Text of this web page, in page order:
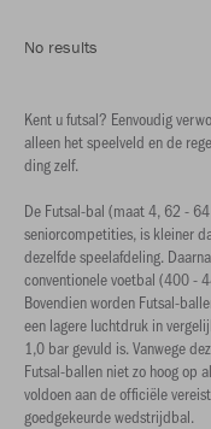
No results
Kent u futsal? Eenvoudig
alleen het speelveld en de
ding zelf.
De Futsal-bal (maat 4, 62 -
seniorcompetities, is kleiner
dezelfde speelafdeling.
conventionele voetbal (400 -
Bovendien worden Futsal-
een lagere luchtdruk in
1,0 bar gevuld is. Vanwege
Futsal-ballen niet zo hoog op
voldoen aan de officiële
goedgekeurde wedstrijdbal.